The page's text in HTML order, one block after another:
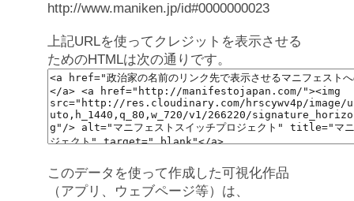
http://www.maniken.jp/id#0000000023
上記URLを使ってクレジットを表示させる
ためのHTMLは次の通りです。
このデータを使って作成した可視化作品
（アプリ、ウェブページ等）は、